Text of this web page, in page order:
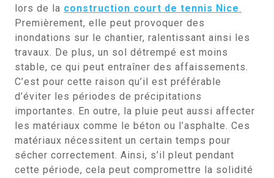
lors de la construction court de tennis Nice.
Premièrement, elle peut provoquer des
inondations sur le chantier, ralentissant ainsi les
travaux. De plus, un sol détrempé est moins
stable, ce qui peut entraîner des affaissements.
C’est pour cette raison qu’il est préférable
d’éviter les périodes de précipitations
importantes. En outre, la pluie peut aussi affecter
les matériaux comme le béton ou l’asphalte. Ces
matériaux nécessitent un certain temps pour
sécher correctement. Ainsi, s’il pleut pendant
cette période, cela peut compromettre la solidité